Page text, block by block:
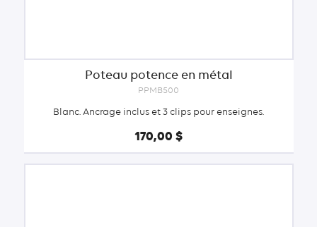
Poteau potence en métal
PPMB500
Blanc. Ancrage inclus et 3 clips pour enseignes.
170,00 $